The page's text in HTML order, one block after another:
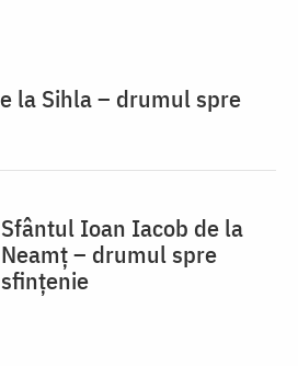
Neamț – drumul spre
Sfântul Ioan Iacob
Hozevitul ‒ infirmierul cu